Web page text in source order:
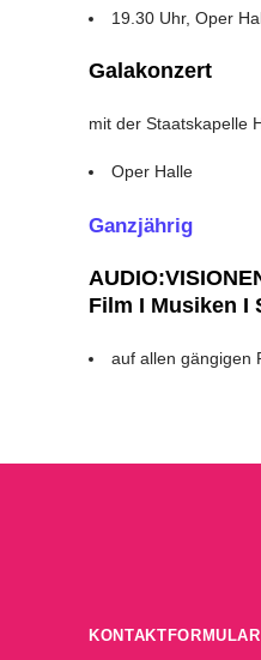
19.30 Uhr, Oper
Galakonzert
mit der Staatskapelle
Oper Halle
Ganzjährig
Film I Musiken I
auf allen gängigen
KONTAKTFORMULAR